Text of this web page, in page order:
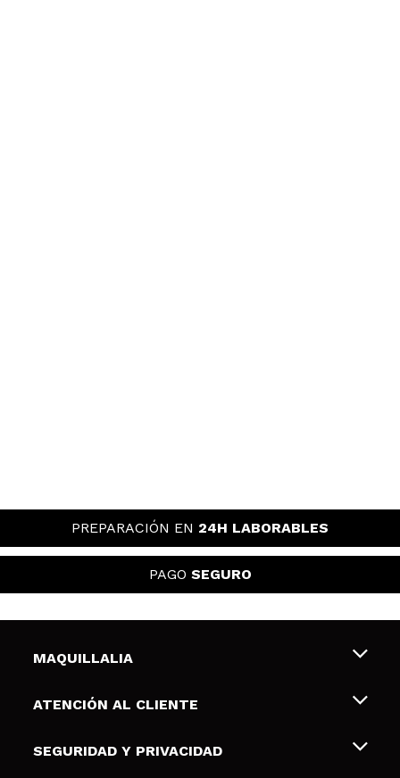
PREPARACIÓN EN 24H LABORABLES
PAGO SEGURO
MAQUILLALIA
Sobre nosotros
Tarjetas de Regalo
ATENCIÓN AL CLIENTE
Envíos y devoluciones
SEGURIDAD Y PRIVACIDAD